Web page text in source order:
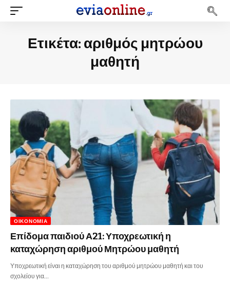
Ετικέτα: αριθμός μητρώου
μαθητή
ΟΙΚΟΝΟΜΊΑ
Επίδομα παιδιού Α21: Υποχρεωτική η
καταχώρηση αριθμού Μητρώου μαθητή
Υποχρεωτική είναι η καταχώρηση του αριθμού μητρώου μαθητή και του
σχολείου για…